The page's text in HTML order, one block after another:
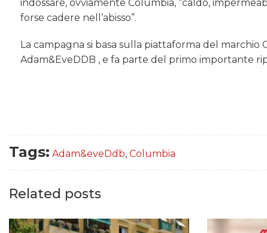
indossare, ovviamente Columbia, “caldo,
forse cadere nell’abisso”.
La campagna si basa sulla piattaforma del
Adam&EveDDB , e fa parte del primo importante
Tags: Adam&eveDdb, Columbia
Related posts